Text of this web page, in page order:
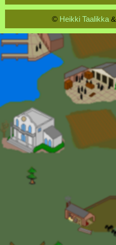
© Heikki Taalikka&